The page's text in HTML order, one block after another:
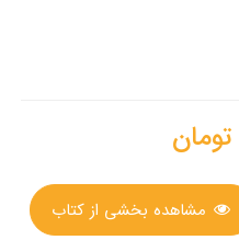
تومان
مشاهده بخشی از کتاب